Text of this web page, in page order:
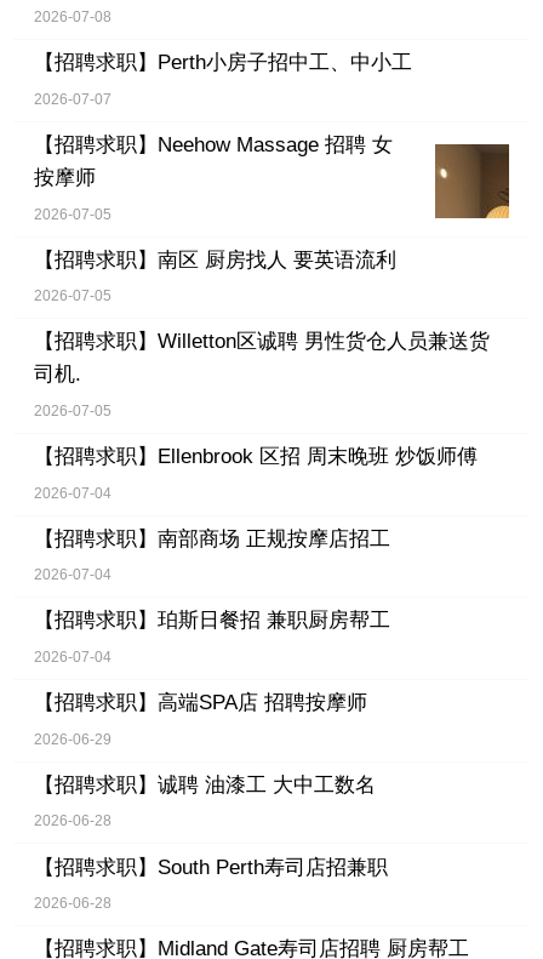
2026-07-08
【招聘求职】 Perth小房子招中工、中小工
2026-07-07
【招聘求职】 Neehow Massage 招聘 女
按摩师
2026-07-05
【招聘求职】 南区 厨房找人 要英语流利
2026-07-05
【招聘求职】 Willetton区诚聘 男性货仓人员兼送货
司机.
2026-07-05
【招聘求职】 Ellenbrook 区招 周末晚班 炒饭师傅
2026-07-04
【招聘求职】 南部商场 正规按摩店招工
2026-07-04
【招聘求职】 珀斯日餐招 兼职厨房帮工
2026-07-04
【招聘求职】 高端SPA店 招聘按摩师
2026-06-29
【招聘求职】 诚聘 油漆工 大中工数名
2026-06-28
【招聘求职】 South Perth寿司店招兼职
2026-06-28
【招聘求职】 Midland Gate寿司店招聘 厨房帮工